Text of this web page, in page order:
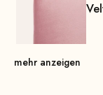
mehr anzeigen